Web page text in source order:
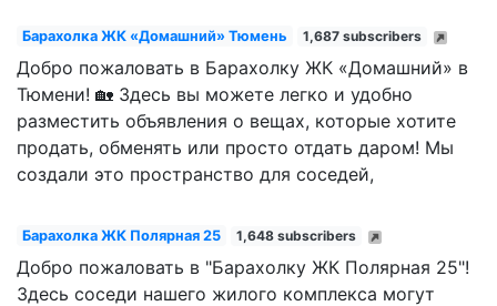
Барахолка ЖК «Домашний» Тюмень 1,687 subscribers
Добро пожаловать в Барахолку ЖК «Домашний» в
Тюмени! 🏡 Здесь вы можете легко и удобно
разместить объявления о вещах, которые хотите
продать, обменять или просто отдать даром! Мы
создали это пространство для соседей,
Барахолка ЖК Полярная 25 1,648 subscribers
Добро пожаловать в "Барахолку ЖК Полярная 25"!
Здесь соседи нашего жилого комплекса могут